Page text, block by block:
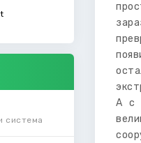
система
А с